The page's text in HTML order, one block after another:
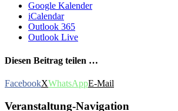
Google Kalender
iCalendar
Outlook 365
Outlook Live
Diesen Beitrag teilen …
FacebookXWhatsAppE-Mail
Veranstaltung-Navigation